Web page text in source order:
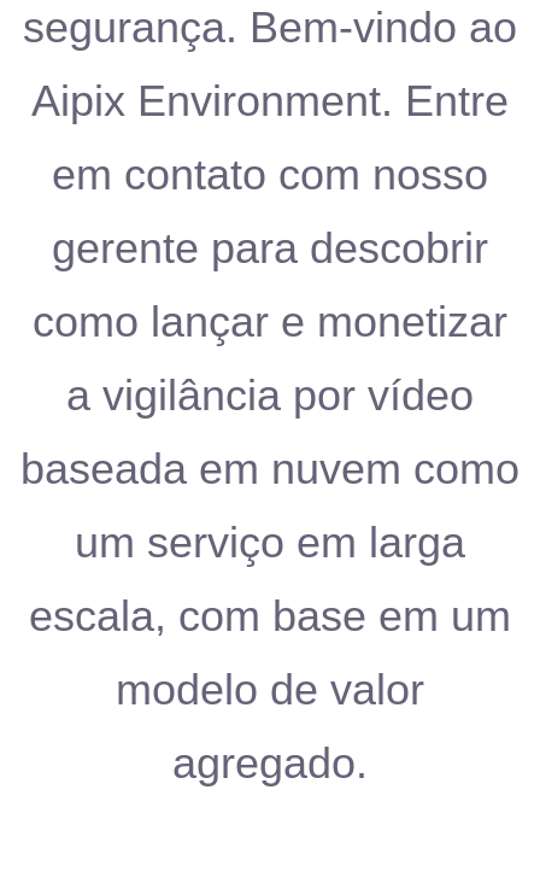
segurança. Bem-vindo ao
Aipix Environment. Entre
em contato com nosso
gerente para descobrir
como lançar e monetizar
a vigilância por vídeo
baseada em nuvem como
um serviço em larga
escala, com base em um
modelo de valor
agregado.